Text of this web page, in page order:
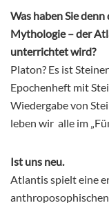
Was haben Sie
Mythologie – der
unterrichtet wird?
Platon? Es ist
Epochenheft mit
Wiedergabe von
leben wir alle im
Ist uns neu.
Atlantis spielt eine